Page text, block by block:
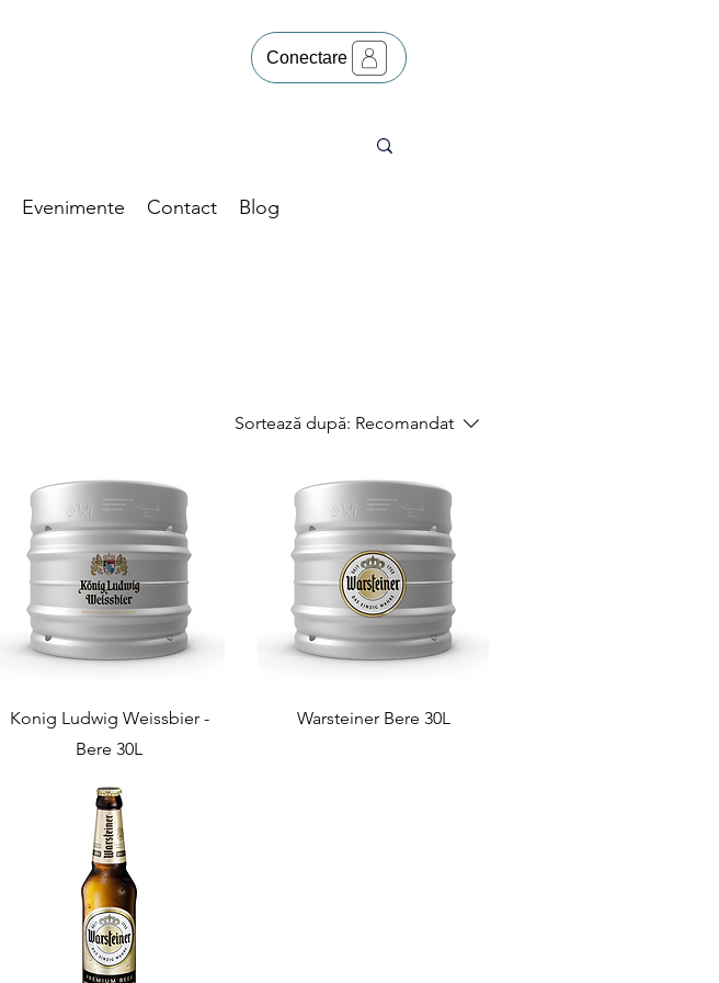
Conectare
Evenimente Contact Blog
Sortează după: Recomandat
Konig Ludwig Weissbier -
Bere 30L
Warsteiner Bere 30L